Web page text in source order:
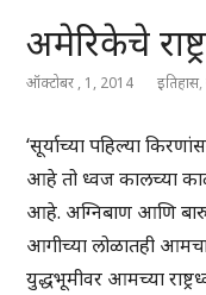
अमेरिकेचे
ऑक्टोबर , 1, 2014 इतिहास,
‘सूर्याच्या पहिल्या
आहे तो ध्वज कालच्या
आहे. अग्निबाण आणि
आगीच्या लोळातही
युद्धभूमीवर आमच्या